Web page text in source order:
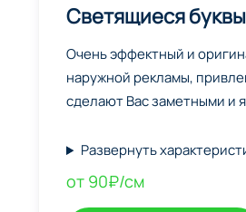
Светящиеся буквы
Очень эффектный и
наружной рекламы,
сделают Вас заметными и
Развернуть
от 90₽/см